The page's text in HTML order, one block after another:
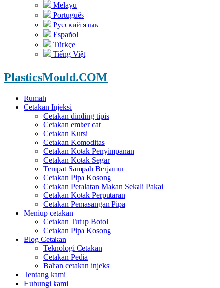
Melayu
Português
Русский язык
Español
Türkçe
Tiếng Việt
PlasticsMould.COM
Rumah
Cetakan Injeksi
Cetakan dinding tipis
Cetakan ember cat
Cetakan Kursi
Cetakan Komoditas
Cetakan Kotak Penyimpanan
Cetakan Kotak Segar
Tempat Sampah Berjamur
Cetakan Pipa Kosong
Cetakan Peralatan Makan Sekali Pakai
Cetakan Kotak Perputaran
Cetakan Pemasangan Pipa
Meniup cetakan
Cetakan Tutup Botol
Cetakan Pipa Kosong
Blog Cetakan
Teknologi Cetakan
Cetakan Pedia
Bahan cetakan injeksi
Tentang kami
Hubungi kami